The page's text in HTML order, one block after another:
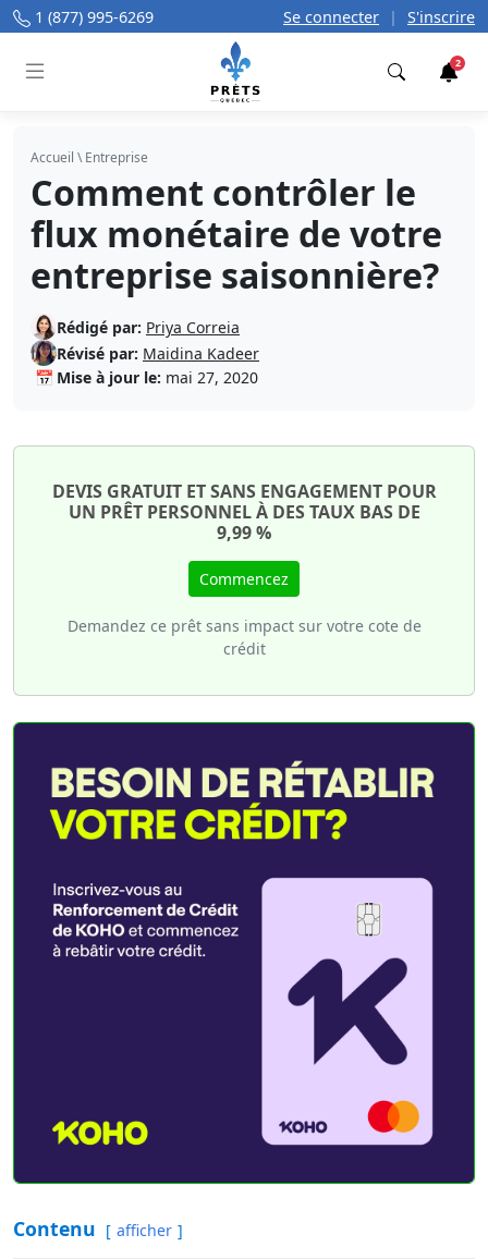
1 (877) 995-6269 Se connecter | S'inscrire
2
Accueil \Entreprise
Comment contrôler le
flux monétaire de votre
entreprise saisonnière?
Rédigé par: Priya Correia
Révisé par: Maidina Kadeer
📅 Mise à jour le: mai 27, 2020
DEVIS GRATUIT ET SANS ENGAGEMENT POUR
UN PRÊT PERSONNEL À DES TAUX BAS DE
9,99 %
Commencez
Demandez ce prêt sans impact sur votre cote de
crédit
Contenu afficher